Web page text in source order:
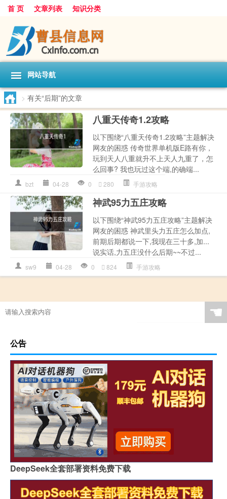
首 页 文章列表 知识分类
网站导航
> 有关“后期”的文章
八重天传奇1.2攻略
以下围绕“八重天传奇1.2攻略”主题解决
网友的困惑 传奇世界单机版E路有你，
玩到天人八重就升不上天人九重了，怎
么回事? 我也玩过这个端,的确端...
bzt 04-28 0 280 手游攻略
神武95力五庄攻略
以下围绕“神武95力五庄攻略”主题解决
网友的困惑 神武里头力五庄怎么加点,
前期后期都说一下,我现在三十多,加...
说实话,力五庄没什么后期~~不过...
sw9 04-28 0 824 手游攻略
☚
公告
DeepSeek全套部署资料免费下载